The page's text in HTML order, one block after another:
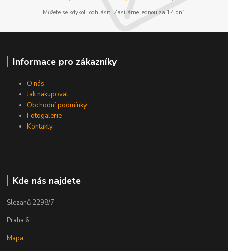
Můžete se kdykoli odhlásit. Zasíláme jednou za 14 dní.
Informace pro zákazníky
O nás
Jak nakupovat
Obchodní podmínky
Fotogalerie
Kontakty
Kde nás najdete
Slezanů 2298/7
Praha 6
Mapa